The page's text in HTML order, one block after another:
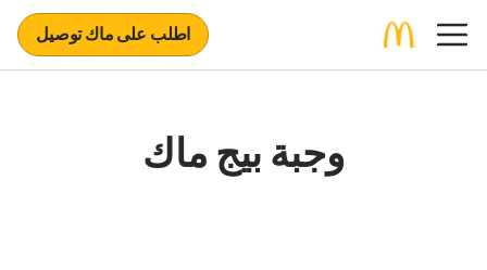
اطلب على ماك توصيل
وجبة بيج ماك